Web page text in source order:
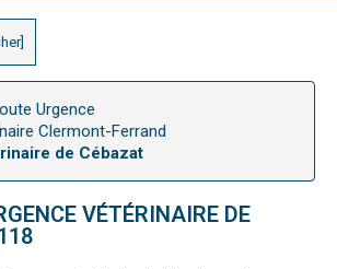
Urgence
Clermont-Ferrand
de Cébazat
VÉTÉRINAIRE DE